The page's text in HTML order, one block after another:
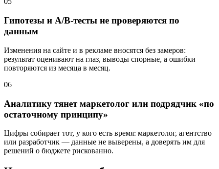
Гипотезы и A/B-тесты не проверяются по
данным
Изменения на сайте и в рекламе вносятся без замеров:
результат оценивают на глаз, выводы спорные, а ошибки
повторяются из месяца в месяц.
06
Аналитику тянет маркетолог или подрядчик «по
остаточному принципу»
Цифры собирает тот, у кого есть время: маркетолог, агентство
или разработчик — данные не выверены, а доверять им для
решений о бюджете рискованно.